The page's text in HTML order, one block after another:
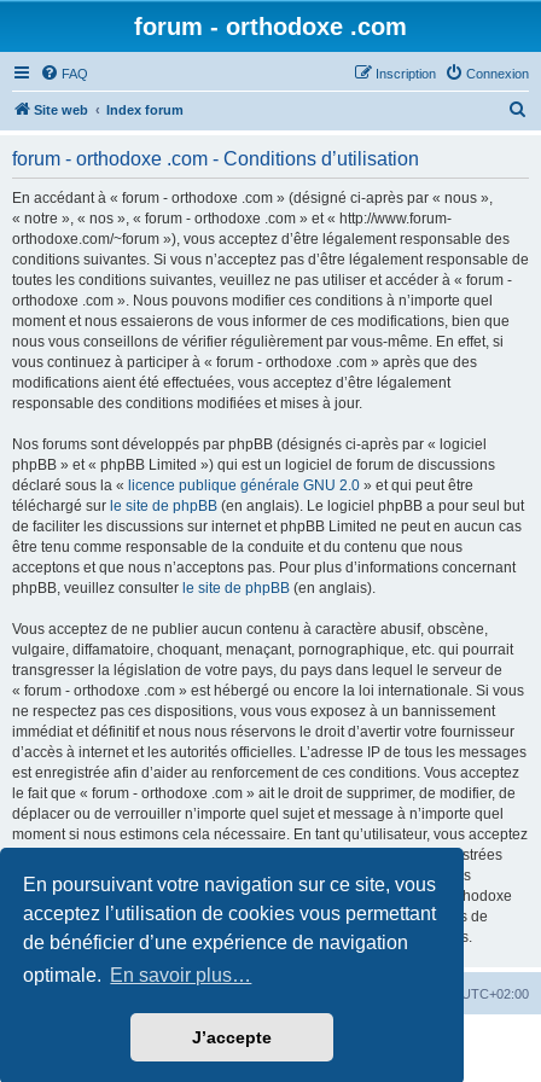
En poursuivant votre navigation sur ce site, vous
acceptez l’utilisation de cookies vous permettant
de bénéficier d’une expérience de navigation
optimale. En savoir plus…
J’accepte
forum - orthodoxe .com
FAQ Connexion
Inscription
Site web Index forum
forum - orthodoxe .com - Conditions d’utilisation
En accédant à « forum - orthodoxe .com » (désigné ci-après par « nous »,
« notre », « nos », « forum - orthodoxe .com » et « http://www.forum-
orthodoxe.com/~forum »), vous acceptez d’être légalement responsable des
conditions suivantes. Si vous n’acceptez pas d’être légalement responsable de
toutes les conditions suivantes, veuillez ne pas utiliser et accéder à « forum -
orthodoxe .com ». Nous pouvons modifier ces conditions à n’importe quel
moment et nous essaierons de vous informer de ces modifications, bien que
nous vous conseillons de vérifier régulièrement par vous-même. En effet, si
vous continuez à participer à « forum - orthodoxe .com » après que des
modifications aient été effectuées, vous acceptez d’être légalement
responsable des conditions modifiées et mises à jour.
Nos forums sont développés par phpBB (désignés ci-après par « logiciel
phpBB » et « phpBB Limited ») qui est un logiciel de forum de discussions
déclaré sous la « licence publique générale GNU 2.0 » et qui peut être
téléchargé sur le site de phpBB (en anglais). Le logiciel phpBB a pour seul but
de faciliter les discussions sur internet et phpBB Limited ne peut en aucun cas
être tenu comme responsable de la conduite et du contenu que nous
acceptons et que nous n’acceptons pas. Pour plus d’informations concernant
phpBB, veuillez consulter le site de phpBB (en anglais).
Vous acceptez de ne publier aucun contenu à caractère abusif, obscène,
vulgaire, diffamatoire, choquant, menaçant, pornographique, etc. qui pourrait
transgresser la législation de votre pays, du pays dans lequel le serveur de
« forum - orthodoxe .com » est hébergé ou encore la loi internationale. Si vous
ne respectez pas ces dispositions, vous vous exposez à un bannissement
immédiat et définitif et nous nous réservons le droit d’avertir votre fournisseur
d’accès à internet et les autorités officielles. L’adresse IP de tous les messages
est enregistrée afin d’aider au renforcement de ces conditions. Vous acceptez
le fait que « forum - orthodoxe .com » ait le droit de supprimer, de modifier, de
déplacer ou de verrouiller n’importe quel sujet et message à n’importe quel
moment si nous estimons cela nécessaire. En tant qu’utilisateur, vous acceptez
que toutes les informations que vous avez renseignées soient enregistrées
dans notre base de données. Bien que ces informations ne seront pas
diffusées à une tierce partie sans votre consentement, ni « forum - orthodoxe
.com », ni phpBB, ne pourront être tenus comme responsables en cas de
tentative de piratage informatique visant à compromettre vos données.
UTC+02:00
phpBB® Forum Software © phpBB Limited
©